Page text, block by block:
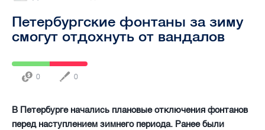
Петербургские фонтаны за зиму
смогут отдохнуть от вандалов
0 0
В Петербурге начались плановые отключения фонтанов
перед наступлением зимнего периода. Ранее были